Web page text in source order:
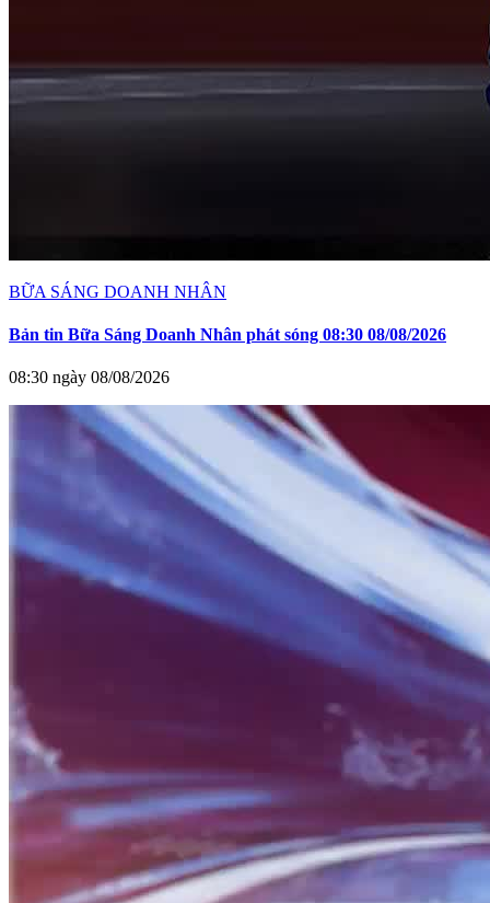
BỮA SÁNG DOANH NHÂN
Bản tin Bữa Sáng Doanh Nhân phát sóng 08:30 08/08/2026
08:30 ngày 08/08/2026